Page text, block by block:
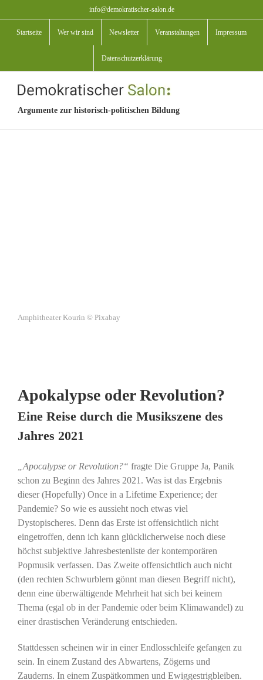
Inhalt
springen
info@demokratischer-salon.de
Startseite Wer wir sind Newsletter Veranstaltungen Impressum
Datenschutzerklärung
Argumente zur historisch-politischen Bildung
Amphitheater Kourin © Pixabay
Apokalypse oder Revolution?
Eine Reise durch die Musikszene des
Jahres 2021
„Apocalypse or Revolution?“ fragte Die Gruppe Ja, Panik
schon zu Beginn des Jahres 2021. Was ist das Ergebnis
dieser (Hopefully) Once in a Lifetime Experience; der
Pandemie? So wie es aussieht noch etwas viel
Dystopischeres. Denn das Erste ist offensichtlich nicht
eingetroffen, denn ich kann glücklicherweise noch diese
höchst subjektive Jahresbestenliste der kontemporären
Popmusik verfassen. Das Zweite offensichtlich auch nicht
(den rechten Schwurblern gönnt man diesen Begriff nicht),
denn eine überwältigende Mehrheit hat sich bei keinem
Thema (egal ob in der Pandemie oder beim Klimawandel) zu
einer drastischen Veränderung entschieden.
Stattdessen scheinen wir in einer Endlosschleife gefangen zu
sein. In einem Zustand des Abwartens, Zögerns und
Zauderns. In einem Zuspätkommen und Ewiggestrigbleiben.